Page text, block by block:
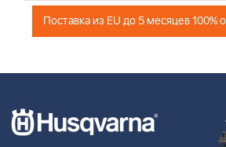
Поставка из EU до 5 месяцев 100%